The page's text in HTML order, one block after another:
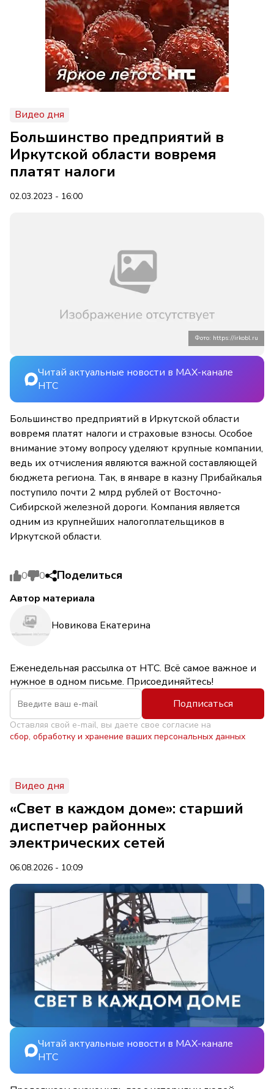
Видео дня
Большинство предприятий в
Иркутской области вовремя
платят налоги
02.03.2023 - 16:00
Фото: https://irkobl.ru
Читай актуальные новости в MAX-канале
НТС
Большинство предприятий в Иркутской области
вовремя платят налоги и страховые взносы. Особое
внимание этому вопросу уделяют крупные компании,
ведь их отчисления являются важной составляющей
бюджета региона. Так, в январе в казну Прибайкалья
поступило почти 2 млрд рублей от Восточно-
Сибирской железной дороги. Компания является
одним из крупнейших налогоплательщиков в
Иркутской области.
0 0 Поделиться
Автор материала
Новикова Екатерина
Еженедельная рассылка от НТС. Всё самое важное и
нужное в одном письме. Присоединяйтесь!
Подписаться
Оставляя свой e-mail, вы даете свое согласие на
сбор, обработку и хранение ваших персональных данных
Видео дня
«Свет в каждом доме»: старший
диспетчер районных
электрических сетей
06.08.2026 - 10:09
Читай актуальные новости в MAX-канале
НТС